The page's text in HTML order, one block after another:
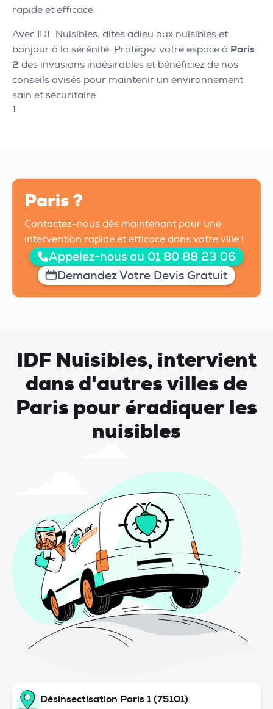
rapide et efficace.
Avec IDF Nuisibles, dites adieu aux nuisibles et
bonjour à la sérénité. Protégez votre espace à Paris
2 des invasions indésirables et bénéficiez de nos
conseils avisés pour maintenir un environnement
sain et sécuritaire.
1
Paris ?
Contactez-nous dès maintenant pour une
intervention rapide et efficace dans votre ville !
Appelez-nous au 01 80 88 23 06
Demandez Votre Devis Gratuit
IDF Nuisibles, intervient
dans d'autres villes de
Paris pour éradiquer les
nuisibles
Désinsectisation Paris 1 (75101)